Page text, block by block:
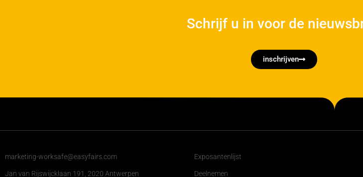
Schrijf u in voor de
inschrijven
marketing-worksafe@easyfairs.com
Jan van Rijswijcklaan 191, 2020 Antwerpen
Exposantenlijst
Deelnemen